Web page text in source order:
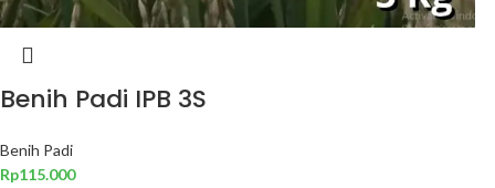
Benih Padi IPB 3S
Benih Padi
Rp115.000